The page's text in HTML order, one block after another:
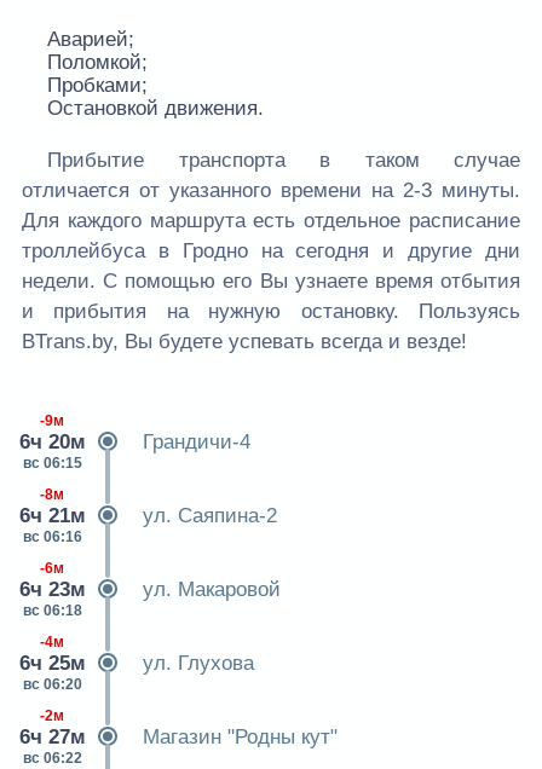
Аварией;
Поломкой;
Пробками;
Остановкой движения.
Прибытие транспорта в таком случае
отличается от указанного времени на 2-3 минуты.
Для каждого маршрута есть отдельное расписание
троллейбуса в Гродно на сегодня и другие дни
недели. С помощью его Вы узнаете время отбытия
и прибытия на нужную остановку. Пользуясь
BTrans.by, Вы будете успевать всегда и везде!
-9м
6ч 20м
вс 06:15
Грандичи-4
-8м
6ч 21м
вс 06:16
ул. Саяпина-2
-6м
6ч 23м
вс 06:18
ул. Макаровой
-4м
6ч 25м
вс 06:20
ул. Глухова
-2м
6ч 27м
вс 06:22
Магазин "Родны кут"